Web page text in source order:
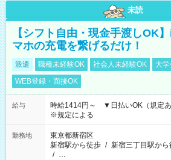
未読
【シフト自由・現金手渡しOK
マホの充電を繋げるだけ！
派遣 職種未経験OK 社会人未経験OK 大
WEB登録・面接OK
給与
時給1414円～ ▼日払いOK（規定
※規定による
勤務地
東京都新宿区
新宿駅から徒歩 / 新宿三丁目駅から
/ …